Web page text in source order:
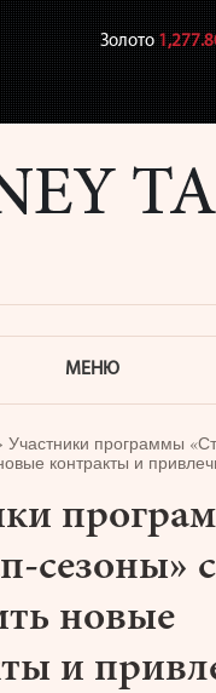
Золото
МЕНЮ
Участники программы
контракты и
сезоны»
новые
и